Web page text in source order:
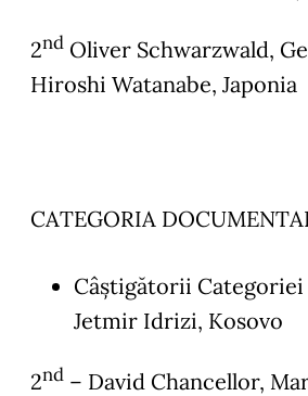
2nd Oliver Schwarzwald,
Hiroshi Watanabe, Japonia
CATEGORIA
Câștigătorii
Jetmir Idrizi, Kosovo
2nd – David Chancellor,